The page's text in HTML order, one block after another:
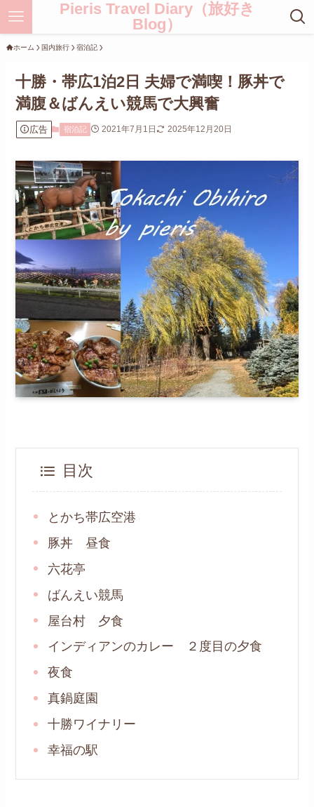
Pieris Travel Diary（旅好き
Blog）
ホーム 国内旅行 宿泊記
十勝・帯広1泊2日 夫婦で満喫！豚丼で
満腹＆ばんえい競馬で大興奮
広告 宿泊記 2021年7月1日 2025年12月20日
目次
とかち帯広空港
豚丼 昼食
六花亭
ばんえい競馬
屋台村 夕食
インディアンのカレー ２度目の夕食
夜食
真鍋庭園
十勝ワイナリー
幸福の駅